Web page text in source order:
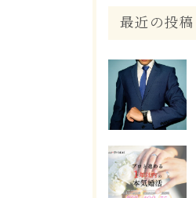
最近の投稿